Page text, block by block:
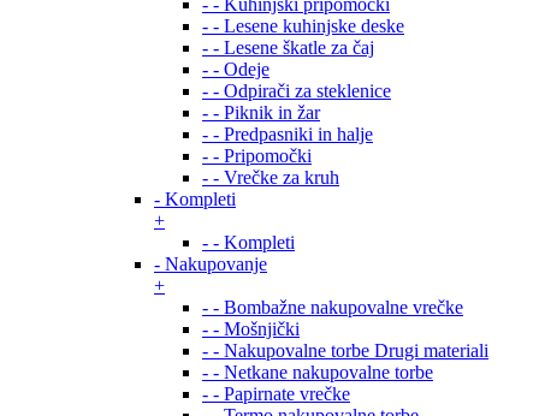
- - Kuhinjski pripomočki
- - Lesene kuhinjske deske
- - Lesene škatle za čaj
- - Odeje
- - Odpirači za steklenice
- - Piknik in žar
- - Predpasniki in halje
- - Pripomočki
- - Vrečke za kruh
- Kompleti
+
- - Kompleti
- Nakupovanje
+
- - Bombažne nakupovalne vrečke
- - Mošnjički
- - Nakupovalne torbe Drugi materiali
- - Netkane nakupovalne torbe
- - Papirnate vrečke